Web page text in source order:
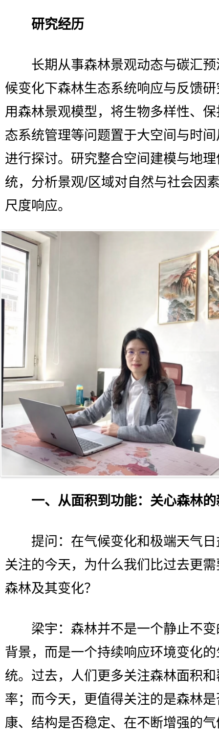
研究经历
长期从事森林景观动态与碳汇预
候变化下森林生态系统响应与反馈
用森林景观模型，将生物多样性、
态系统管理等问题置于大空间与时
进行探讨。研究整合空间建模与地
统，分析景观/区域对自然与社会因
尺度响应。
一、从面积到功能：关心森林
提问：在气候变化和极端天气日
关注的今天，为什么我们比过去更
森林及其变化？
梁宇：森林并不是一个静止不变
背景，而是一个持续响应环境变化
统。过去，人们更多关注森林面积
率；而今天，更值得关注的是森林
康、结构是否稳定、在不断增强的